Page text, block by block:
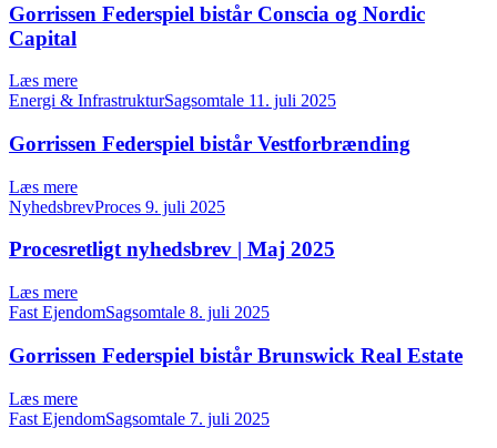
Gorrissen Federspiel bistår Conscia og Nordic
Capital
Læs mere
Energi & InfrastrukturSagsomtale 11. juli 2025
Gorrissen Federspiel bistår Vestforbrænding
Læs mere
NyhedsbrevProces 9. juli 2025
Procesretligt nyhedsbrev | Maj 2025
Læs mere
Fast EjendomSagsomtale 8. juli 2025
Gorrissen Federspiel bistår Brunswick Real Estate
Læs mere
Fast EjendomSagsomtale 7. juli 2025